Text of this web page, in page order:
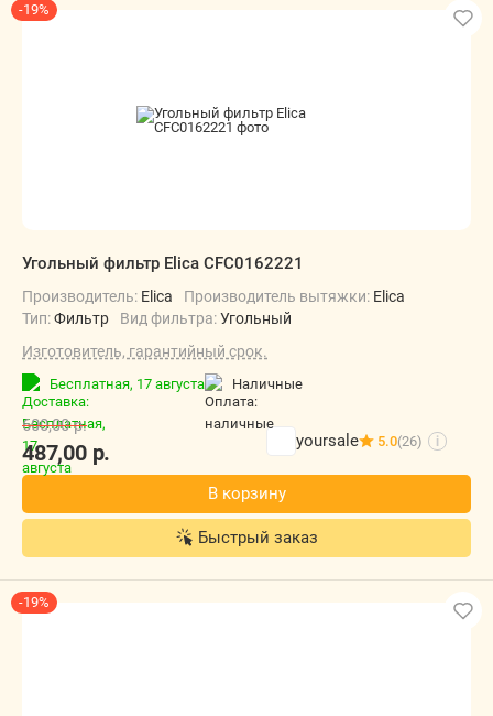
-19%
Угольный фильтр Elica CFC0162221
Производитель: Elica Производитель вытяжки: Elica
Тип:Фильтр Вид фильтра:Угольный
Изготовитель, гарантийный срок.
Бесплатная, 17 августа наличные
487,00р.
600,00р.
yoursale 5.0(26) i
В корзину
Быстрый заказ
-19%